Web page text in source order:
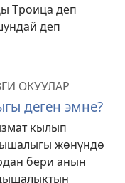
Троица деп
деп
ОКУУЛАР
деген эмне?
кылып
жөнүндө
бери анын